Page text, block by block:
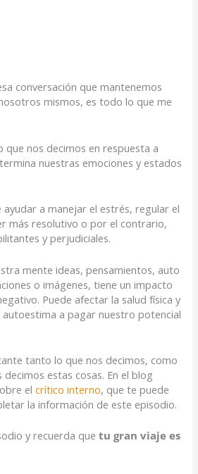
conversación que mantenemos
mismos, es todo lo que me
que nos decimos en respuesta a
nuestras emociones y estados
ayudar a manejar el estrés, regular el
más resolutivo o por el contrario,
y perjudiciales.
mente ideas, pensamientos, auto
o imágenes, tiene un impacto
Puede afectar la salud física y
a pagar nuestro potencial
tanto lo que nos decimos, como
estas cosas. En el blog
elcrítico interno, que te puede
la información de este episodio.
y recuerda quetu gran viaje es